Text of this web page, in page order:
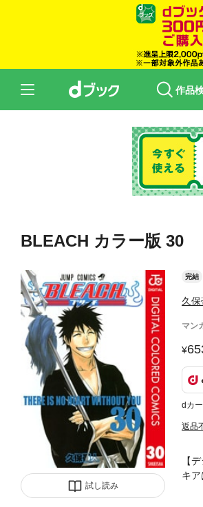
作品
BLEACH カラー版 30
試し読み
完結
久保
マン
dカ
返品
【
キ